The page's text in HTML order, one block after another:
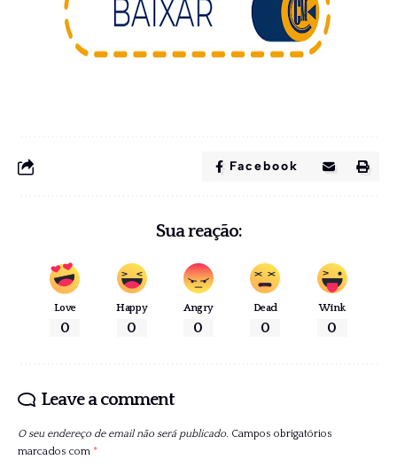
Facebook
Sua reação:
Love
0
Happy
0
Angry
0
Dead
0
Wink
0
Leave a comment
O seu endereço de email não será publicado. Campos obrigatórios
marcados com *